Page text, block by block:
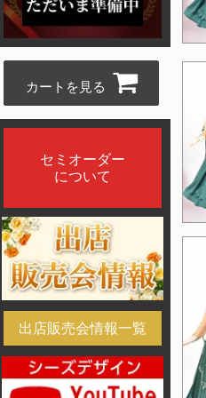
カートを見る
セミオーダー
について
出店販売会情報一覧